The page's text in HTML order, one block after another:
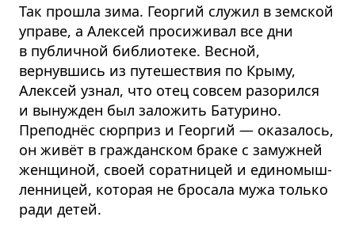
Так прошла зима. Георгий служил в земской
управе, а Алексей просиживал все дни
в публичной библиотеке. Весной,
вернувшись из путешествия по Крыму,
Алексей узнал, что отец совсем разорился
и вынужден был заложить Батурино.
Преподнёс сюрприз и Георгий — оказалось,
он живёт в гражданском браке с замужней
женщиной, своей соратницей и единомыш­
ленницей, которая не бросала мужа только
ради детей.